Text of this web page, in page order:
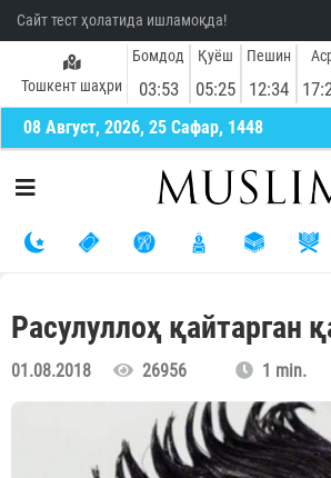
Сайт тест ҳолатида ишламоқда!
Тошкент шаҳри
Бомдод
03:53
Қуёш
05:25
Пешин
12:34
08 Август, 2026, 25 Сафар, 1448
Расулуллоҳ қайтарган
01.08.2018 26956 1 min.